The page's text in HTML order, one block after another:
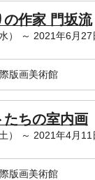
の作家 門坂流
） ～ 2021年6月27
版画美術館
たちの室内画
） ～ 2021年4月11
版画美術館